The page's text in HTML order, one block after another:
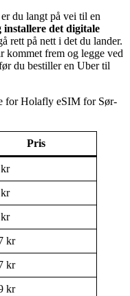
er du langt på vei til en
installere det digitale
rett på nett i det du lander.
kommet frem og legge ved
du bestiller en Uber til
for Holafly eSIM for Sør-
Pris
kr
kr
kr